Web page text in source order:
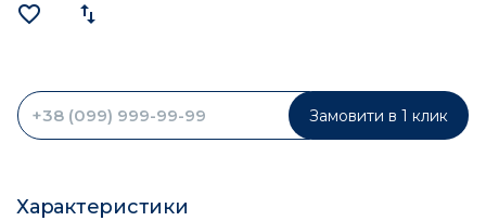
favorite_border import_export
Замовити в 1 клик
Характеристики